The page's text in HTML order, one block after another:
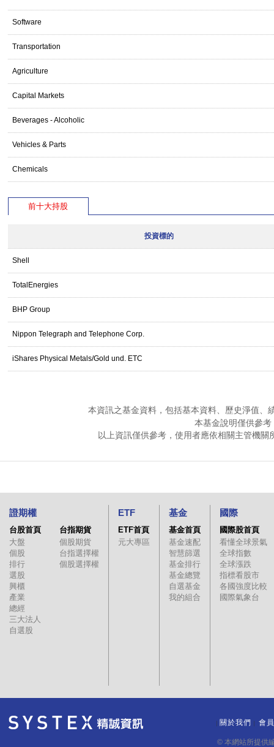
Software
Transportation
Agriculture
Capital Markets
Beverages - Alcoholic
Vehicles & Parts
Chemicals
前十大持股
投資標的
Shell
TotalEnergies
BHP Group
Nippon Telegraph and Telephone Corp.
iShares Physical Metals/Gold und. ETC
本資訊之基金資料，包括基本資料、歷史淨值、
本基金說明僅供參
以上資訊僅供參考，使用者應依相關主管機
證期權
台股首頁
大盤
個股
排行
選股
興櫃
產業
總經
三大法人
自選股
台指期貨
個股期貨
台指選擇權
個股選擇權
ETF
ETF首頁
元大專區
基金
基金首頁
基金速配
智慧篩選
基金排行
基金總覽
自選基金
我的組合
國際
國際股首頁
看懂全球景氣
全球指數
全球漲跌
指標看股市
各國強度比較
國際氣象台
關於我們 會
© 本網站所提供